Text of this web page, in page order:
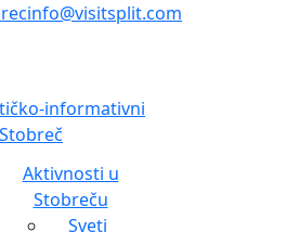
Aktivnosti u
Stobreču
Sveti